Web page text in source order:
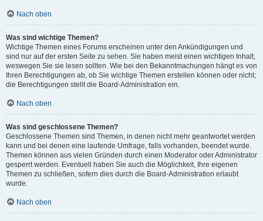
Nach oben
Was sind wichtige Themen?
Wichtige Themen eines Forums erscheinen unter den Ankündigungen und
sind nur auf der ersten Seite zu sehen. Sie haben meist einen wichtigen Inhalt,
weswegen Sie sie lesen sollten. Wie bei den Bekanntmachungen hängt es von
Ihren Berechtigungen ab, ob Sie wichtige Themen erstellen können oder nicht;
die Berechtigungen stellt die Board-Administration ein.
Nach oben
Was sind geschlossene Themen?
Geschlossene Themen sind Themen, in denen nicht mehr geantwortet werden
kann und bei denen eine laufende Umfrage, falls vorhanden, beendet wurde.
Themen können aus vielen Gründen durch einen Moderator oder Administrator
gesperrt werden. Eventuell haben Sie auch die Möglichkeit, Ihre eigenen
Themen zu schließen, sofern dies durch die Board-Administration erlaubt
wurde.
Nach oben